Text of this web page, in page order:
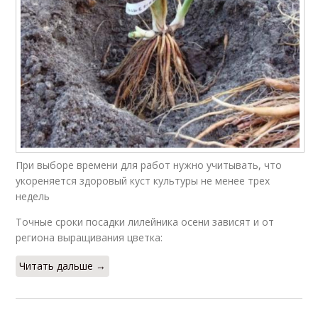
При выборе времени для работ нужно учитывать, что
укореняется здоровый куст культуры не менее трех
недель
Точные сроки посадки лилейника осени зависят и от
региона выращивания цветка:
Читать дальше →